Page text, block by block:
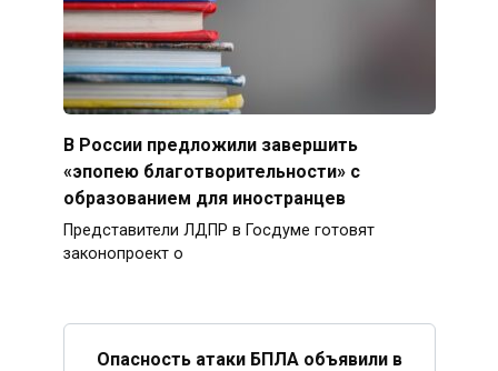
В России предложили завершить
«эпопею благотворительности» с
образованием для иностранцев
Представители ЛДПР в Госдуме готовят
законопроект о
Опасность атаки БПЛА объявили в